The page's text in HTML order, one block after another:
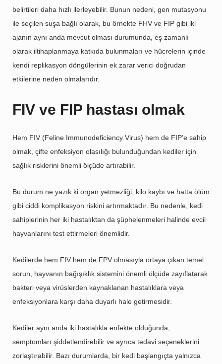
belirtileri daha hızlı ilerleyebilir. Bunun nedeni, gen mutasyonu
ile seçilen suşa bağlı olarak, bu örnekte FHV ve FIP gibi iki
ajanın aynı anda mevcut olması durumunda, eş zamanlı
olarak iltihaplanmaya katkıda bulunmaları ve hücrelerin içinde
kendi replikasyon döngülerinin ek zarar verici doğrudan
etkilerine neden olmalarıdır.
FIV ve FIP hastası olmak
Hem FIV (Feline Immunodeficiency Virus) hem de FIP’e sahip
olmak, çifte enfeksiyon olasılığı bulunduğundan kediler için
sağlık risklerini önemli ölçüde artırabilir.
Bu durum ne yazık ki organ yetmezliği, kilo kaybı ve hatta ölüm
gibi ciddi komplikasyon riskini artırmaktadır. Bu nedenle, kedi
sahiplerinin her iki hastalıktan da şüphelenmeleri halinde evcil
hayvanlarını test ettirmeleri önemlidir.
Kedilerde hem FIV hem de FPV olmasıyla ortaya çıkan temel
sorun, hayvanın bağışıklık sistemini önemli ölçüde zayıflatarak
bakteri veya virüslerden kaynaklanan hastalıklara veya
enfeksiyonlara karşı daha duyarlı hale getirmesidir.
Kediler aynı anda iki hastalıkla enfekte olduğunda,
semptomları şiddetlendirebilir ve ayrıca tedavi seçeneklerini
zorlaştırabilir. Bazı durumlarda, bir kedi başlangıçta yalnızca